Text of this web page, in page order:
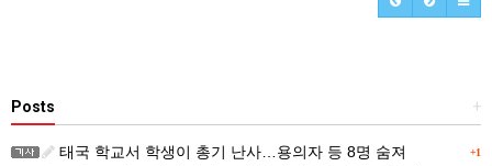
+
Posts
+1
태국 학교서 학생이 총기 난사…용의자 등 8명 숨져